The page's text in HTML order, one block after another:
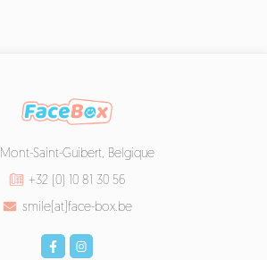
Mont-Saint-Guibert, Belgique
+32 (0) 10 81 30 56
smile[at]face-box.be